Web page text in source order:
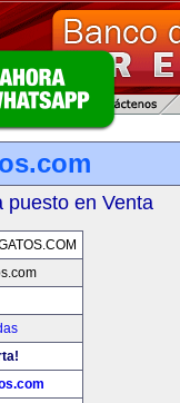
puesto en Venta